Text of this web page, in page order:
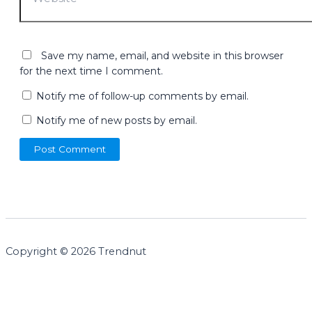
Save my name, email, and website in this browser
for the next time I comment.
Notify me of follow-up comments by email.
Notify me of new posts by email.
Copyright © 2026 Trendnut